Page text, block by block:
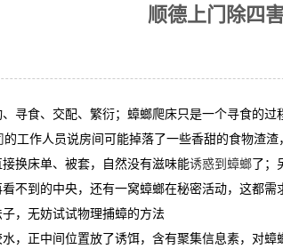
顺德上门除四
寻食、交配、繁衍；蟑螂爬床只是一个寻食的
的工作人员说房间可能掉落了一些香甜的食物渣
换床单、被套，自然没有滋味能诱惑到蟑螂了；
不到的中央，还有一窝蟑螂在秘密活动，这都
，无妨试试物理捕蟑的方法
，正中间位置放了诱饵，含有聚集信息素，对